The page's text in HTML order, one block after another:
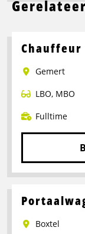
Chauffeur
Gemert
LBO, MBO
Fulltime
Lees
over
CE Boxtel